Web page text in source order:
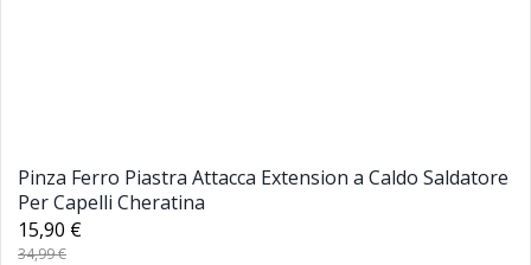
Pinza Ferro Piastra Attacca Extension a Caldo Saldatore
Per Capelli Cheratina
15,90 €
34,99 €